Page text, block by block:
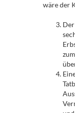
wäre der